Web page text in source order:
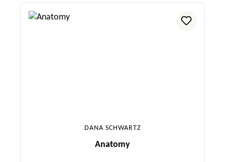
DANA SCHWARTZ
Anatomy